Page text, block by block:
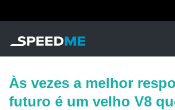
Às vezes a melhor
futuro é um velho V8